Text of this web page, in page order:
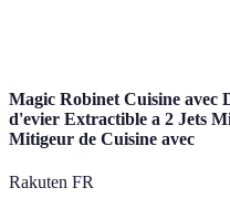
Magic Robinet Cuisine avec
d'evier Extractible a 2 Jets
Mitigeur de Cuisine avec
Rakuten FR